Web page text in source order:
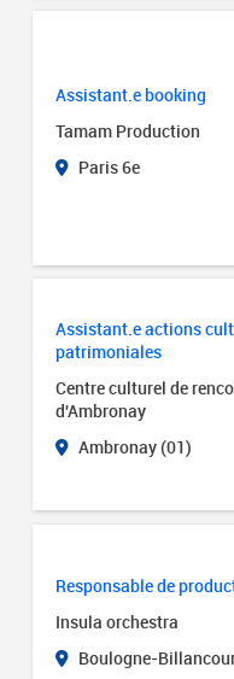
Assistant.e booking
Tamam Production
Paris 6e
Assistant.e actions
patrimoniales
Centre culturel de
d'Ambronay
Ambronay (01)
Responsable de
Insula orchestra
Boulogne-